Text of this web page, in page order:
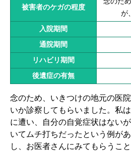
被害者のケガの程度
が
入院期間
通院期間
リハビリ期間
後遺症の有無
念のため、いきつけの地元の医
いか診察してもらいました。私
に遭い、自分の自覚症状はない
いてムチ打ちだったという例が
し、お医者さんにみてもらうこと